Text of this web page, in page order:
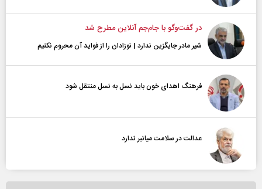
در گفت‌و‌گو با جام‌جم آنلاین مطرح شد
شیر مادر جایگزین ندارد | نوزادان را از فواید آن محروم نکنیم
فرهنگ اهدای خون باید نسل به نسل منتقل شود
عدالت در سلامت میانبر ندارد